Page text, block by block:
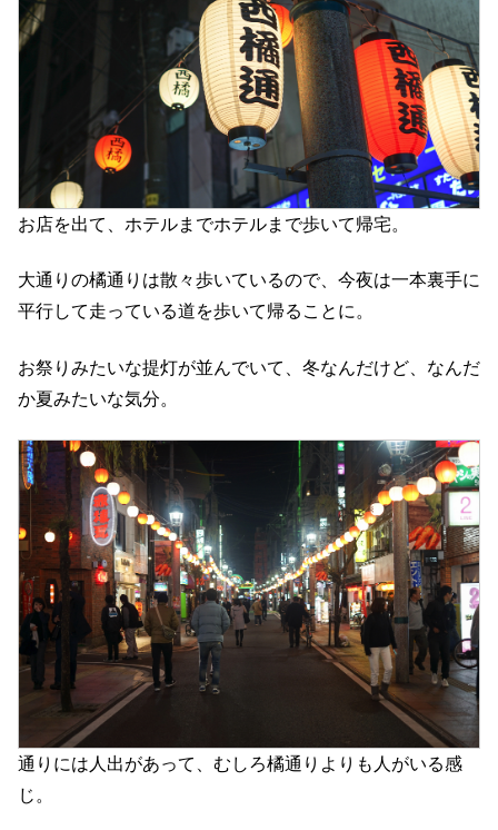
お店を出て、ホテルまでホテルまで歩いて帰宅。
大通りの橘通りは散々歩いているので、今夜は一本裏手に
平行して走っている道を歩いて帰ることに。
お祭りみたいな提灯が並んでいて、冬なんだけど、なんだ
か夏みたいな気分。
通りには人出があって、むしろ橘通りよりも人がいる感
じ。